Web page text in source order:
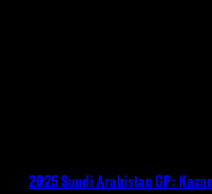
2025 Suudi Arabistan GP: